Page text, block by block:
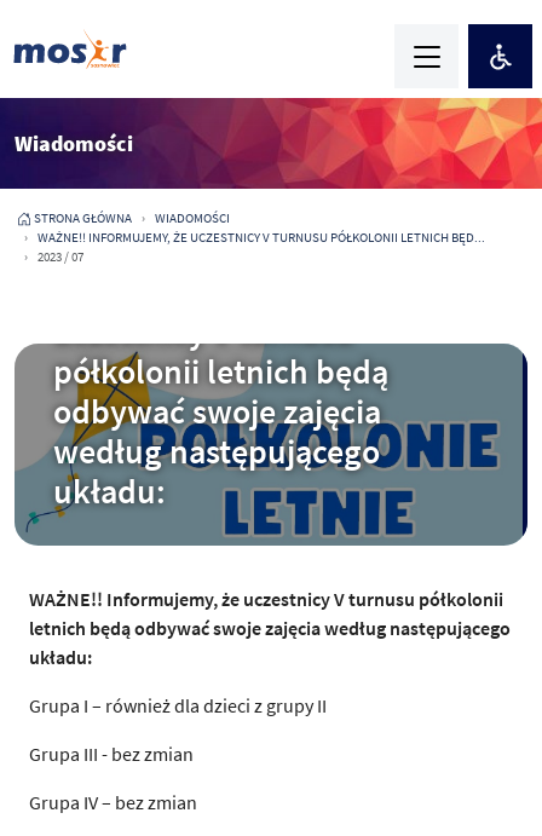
Wiadomości
STRONA GŁÓWNA
WIADOMOŚCI
WAŻNE!! INFORMUJEMY, ŻE UCZESTNICY V TURNUSU PÓŁKOLONII LETNICH BĘD...
2023 / 072023-07-21
półkolonii letnich będą
odbywać swoje zajęcia
według następującego
układu:
WAŻNE!! Informujemy, że uczestnicy V turnusu półkolonii
letnich będą odbywać swoje zajęcia według następującego
układu:
Grupa I – również dla dzieci z grupy II
Grupa III - bez zmian
Grupa IV – bez zmian